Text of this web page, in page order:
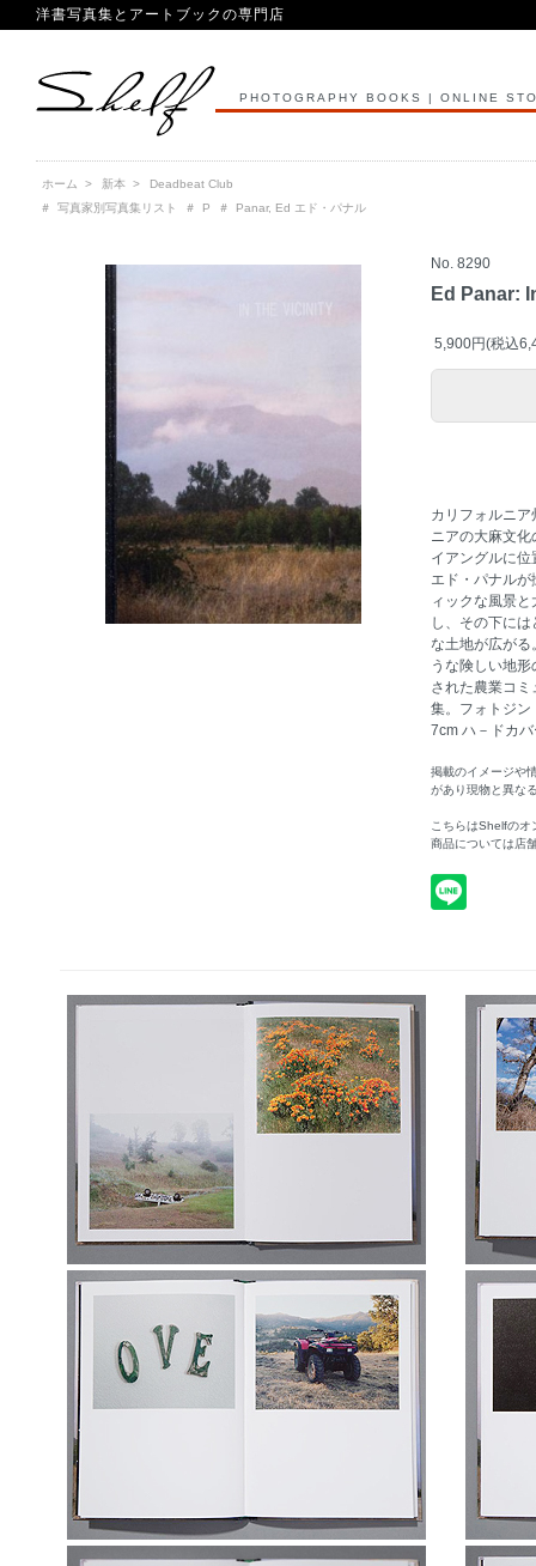
洋書写真集とアートブックの専門店
PHOTOGRAPHY BOOKS | ONLINE
ホーム > 新本 >
Deadbeat Club
＃
写真家別写真集リスト ＃ P ＃ Panar, Ed エド・パナル
No. 8290
Ed Panar:
5,900円(税込
カリフォルニ
ニアの大麻文
イアングルに
エド・パナル
ィックな風景
し、その下に
な土地が広が
うな険しい地
された農業コ
集。フォトジ
7cm ハ－ドカ
掲載のイメージや
があり現物と異な
こちらはShelfのオ
商品については店